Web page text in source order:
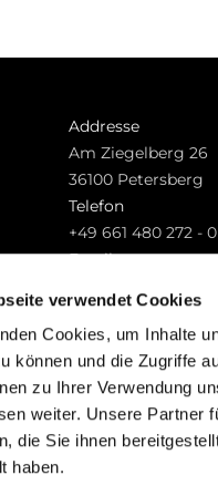
verwendet Cookies
Cookies, um Inhalte
können und die Zugriffe
zu Ihrer Verwendung
weiter. Unsere Partner
die Sie ihnen
haben.
Addresse
Am Ziegelberg 26
36100 Petersberg
Telefon
+49 661 480 272 - 0
Email
Impressum